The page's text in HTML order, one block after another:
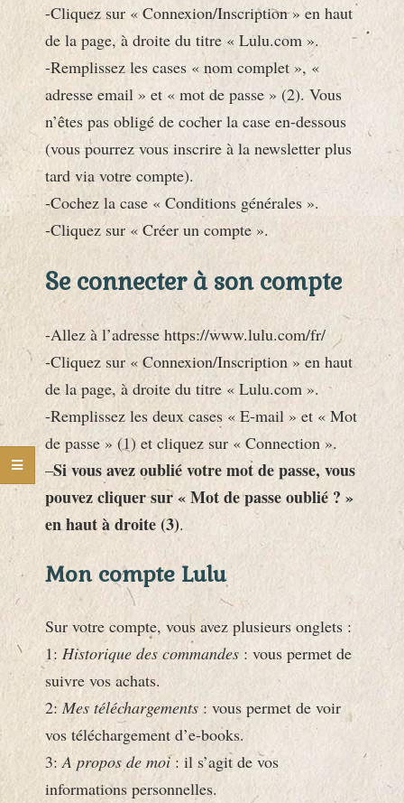
-Cliquez sur « Connexion/Inscription » en haut
de la page, à droite du titre « Lulu.com ».
-Remplissez les cases « nom complet », «
adresse email » et « mot de passe » (2). Vous
n’êtes pas obligé de cocher la case en-dessous
(vous pourrez vous inscrire à la newsletter plus
tard via votre compte).
-Cochez la case « Conditions générales ».
-Cliquez sur « Créer un compte ».
Se connecter à son compte
-Allez à l’adresse https://www.lulu.com/fr/
-Cliquez sur « Connexion/Inscription » en haut
de la page, à droite du titre « Lulu.com ».
-Remplissez les deux cases « E-mail » et « Mot
de passe » (1) et cliquez sur « Connection ».
–Si vous avez oublié votre mot de passe, vous
pouvez cliquer sur « Mot de passe oublié ? »
en haut à droite (3).
Mon compte Lulu
Sur votre compte, vous avez plusieurs onglets :
1: Historique des commandes : vous permet de
suivre vos achats.
2:Mes téléchargements : vous permet de voir
vos téléchargement d’e-books.
3:A propos de moi: il s’agit de vos
informations personnelles.